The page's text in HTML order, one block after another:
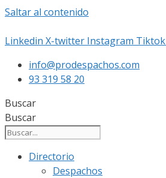
Saltar al contenido
Linkedin X-twitter Instagram Tiktok
info@prodespachos.com
93 319 58 20
Buscar
Buscar
Directorio
Despachos